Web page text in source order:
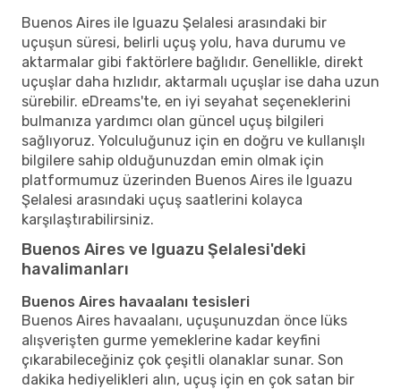
Buenos Aires ile Iguazu Şelalesi arasındaki bir
uçuşun süresi, belirli uçuş yolu, hava durumu ve
aktarmalar gibi faktörlere bağlıdır. Genellikle, direkt
uçuşlar daha hızlıdır, aktarmalı uçuşlar ise daha uzun
sürebilir. eDreams'te, en iyi seyahat seçeneklerini
bulmanıza yardımcı olan güncel uçuş bilgileri
sağlıyoruz. Yolculuğunuz için en doğru ve kullanışlı
bilgilere sahip olduğunuzdan emin olmak için
platformumuz üzerinden Buenos Aires ile Iguazu
Şelalesi arasındaki uçuş saatlerini kolayca
karşılaştırabilirsiniz.
Buenos Aires ve Iguazu Şelalesi'deki
havalimanları
Buenos Aires havaalanı tesisleri
Buenos Aires havaalanı, uçuşunuzdan önce lüks
alışverişten gurme yemeklerine kadar keyfini
çıkarabileceğiniz çok çeşitli olanaklar sunar. Son
dakika hediyelikleri alın, uçuş için en çok satan bir